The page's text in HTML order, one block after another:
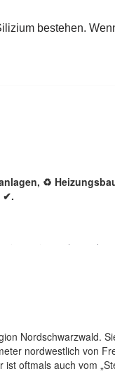
♻
✔.
Nordschwarzwald.
nordwestlich von
oftmals auch vom